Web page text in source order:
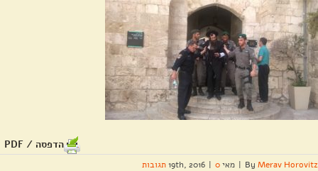
הדפסה / PDF
By Merav Horovitz
| מאי 19th, 2016 | 0 תגובות